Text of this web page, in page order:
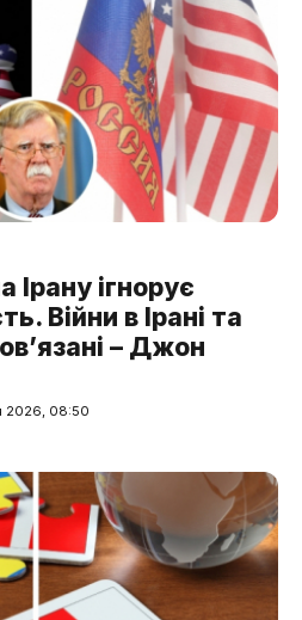
Ірану ігнорує
Війни в Ірані та
– Джон
2026, 08:50